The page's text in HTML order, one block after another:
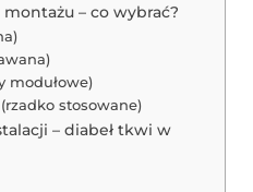
– co wybrać?
modułowe)
stosowane)
– diabeł tkwi w